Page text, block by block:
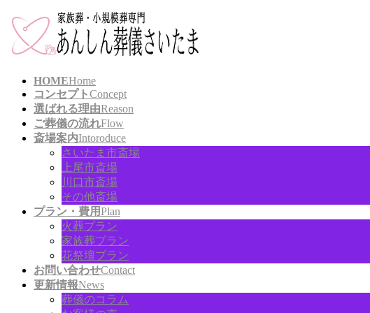
コ
ン
テ
ナ
ビ
ゲ
HOMEHome
コンセプトConcept
選ばれる理由Reason
ご葬儀の流れFlow
斎場案内Intoroduce
さいたま市斎場
上尾市斎場
川口市斎場
その他斎場
プラン・費用Plan
火葬プラン
家族葬プラン
花祭壇プラン
お問い合わせContact
更新情報News
葬儀のコラム